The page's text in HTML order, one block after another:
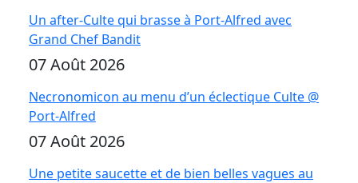
Un after-Culte qui brasse à Port-Alfred avec
Grand Chef Bandit
07 Août 2026
Necronomicon au menu d’un éclectique Culte @
Port-Alfred
07 Août 2026
Une petite saucette et de bien belles vagues au